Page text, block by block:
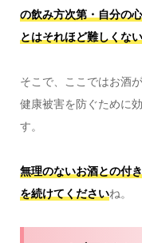
の飲み方次第・自分の
とはそれほど難しくない
そこで、ここではお酒
健康被害を防ぐために
す。
無理のないお酒との付
を続けてくださいね。